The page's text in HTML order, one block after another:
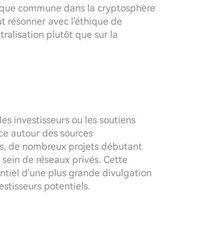
commune dans la cryptosphère
résonner avec l'éthique de
plutôt que sur la
investisseurs ou les soutiens
autour des sources
de nombreux projets débutant
de réseaux privés. Cette
d'une plus grande divulgation
potentiels.